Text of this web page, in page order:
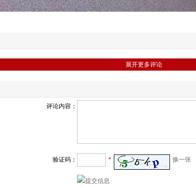
展开更多评论
评论内容：
验证码： * 换一张